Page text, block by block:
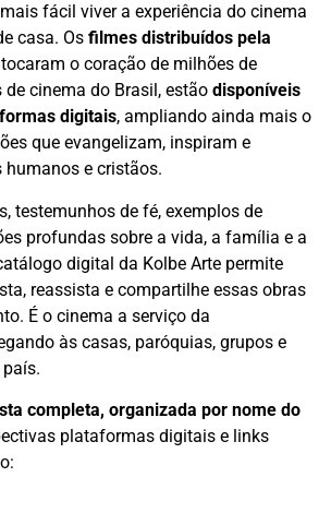
fácil viver a experiência do cinema
casa. Os filmes distribuídos pela
o coração de milhões de
cinema do Brasil, estão disponíveis
digitais, ampliando ainda mais o
que evangelizam, inspiram e
humanos e cristãos.
testemunhos de fé, exemplos de
profundas sobre a vida, a família e a
digital da Kolbe Arte permite
reassista e compartilhe essas obras
É o cinema a serviço da
às casas, paróquias, grupos e
completa, organizada por nome do
plataformas digitais e links